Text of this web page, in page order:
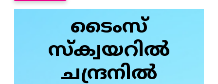
ടൈംസ്
സ്‌ക്വയറില്‍
ചന്ദ്രനിൽ